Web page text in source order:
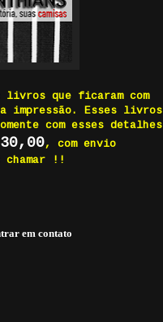
livros que ficaram com
impressão. Esses livros
com esses detalhes
30,00, com envio
chamar !!
em contato